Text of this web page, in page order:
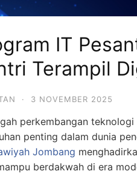
IT
Terampil
· 3 NOVEMBER 2025
perkembangan
penting dalam dunia
Jombang
berdakwah di era